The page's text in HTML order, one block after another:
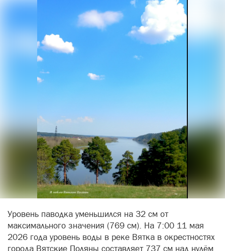
Уровень паводка уменьшился на 32 см от
максимального значения (769 см). На 7:00 11 мая
2026 года уровень воды в реке Вятка в окрестностях
города Вятские Поляны составляет 737 см над нулём